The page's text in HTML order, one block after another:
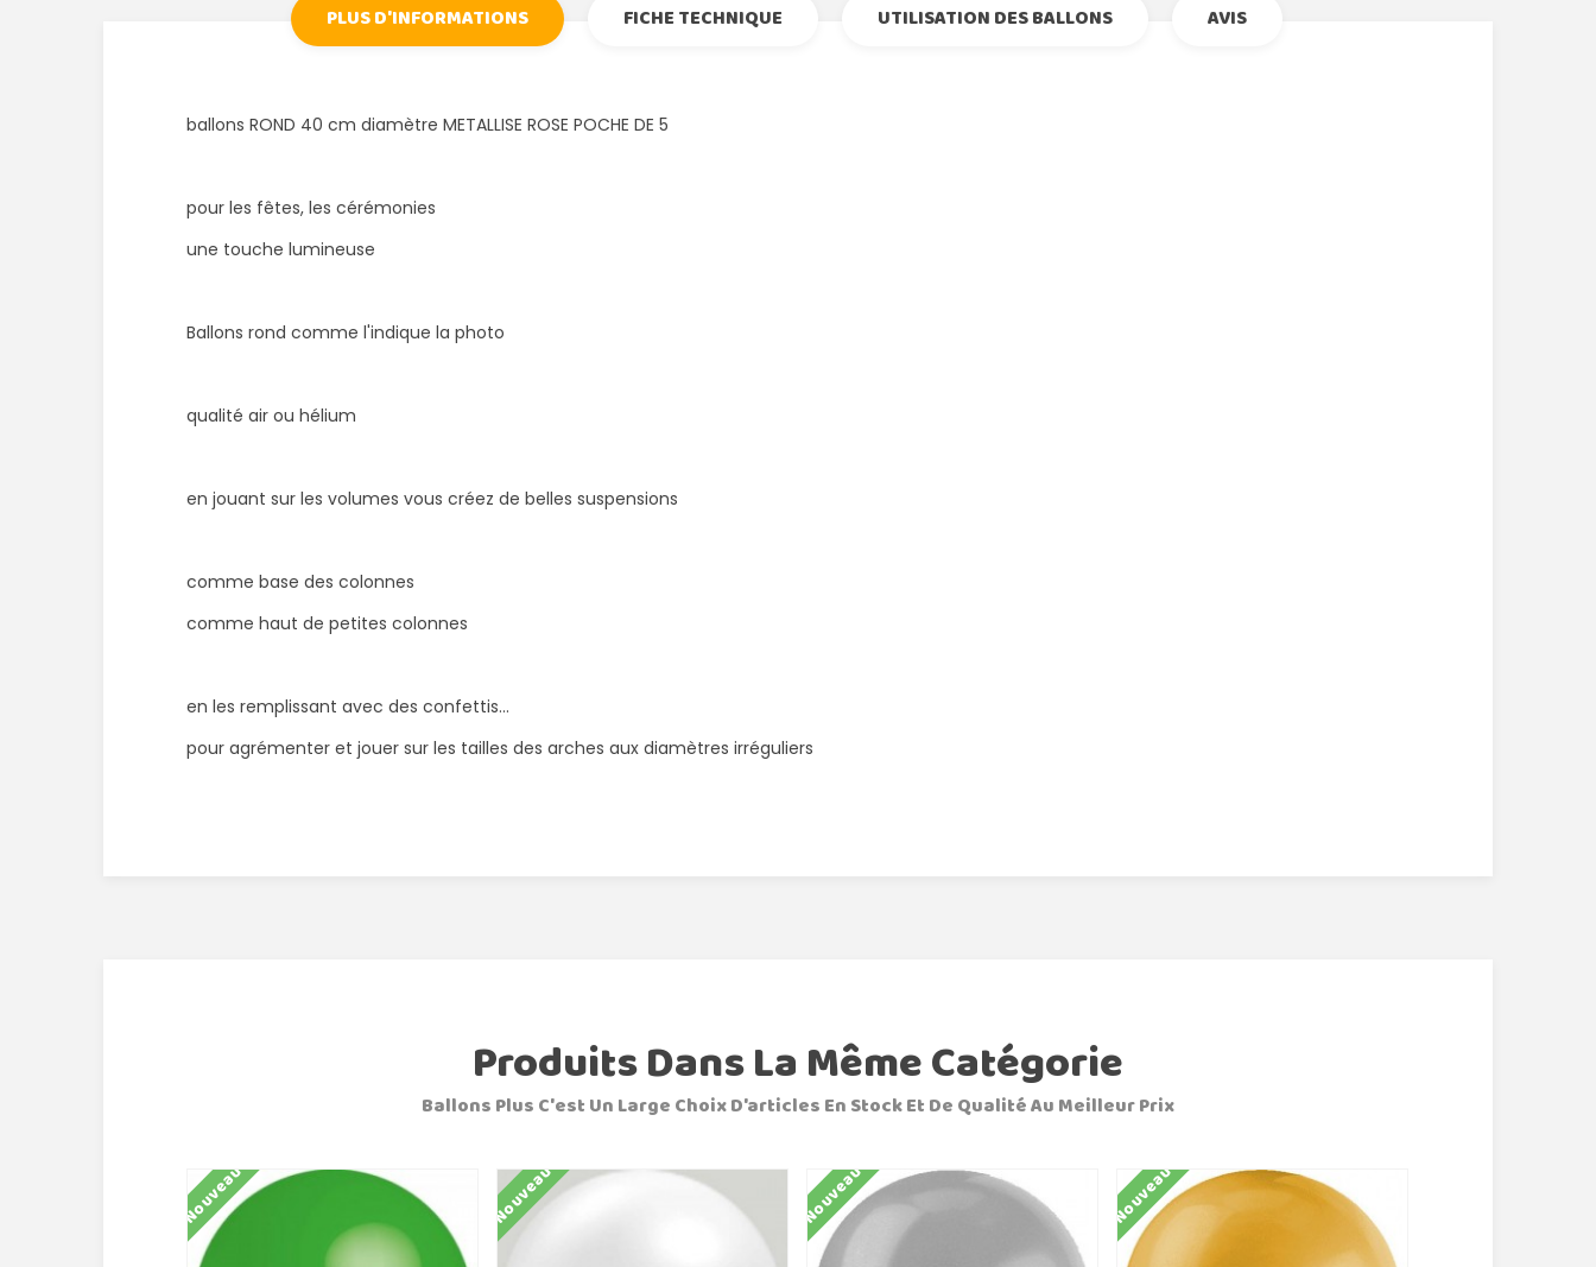
PLUS D'INFORMATIONS FICHE TECHNIQUE UTILISATION DES BALLONS AVIS
ballons ROND 40 cm diamètre METALLISE ROSE POCHE DE 5
pour les fêtes, les cérémonies
une touche lumineuse
Ballons rond comme l'indique la photo
qualité air ou hélium
en jouant sur les volumes vous créez de belles suspensions
comme base des colonnes
comme haut de petites colonnes
en les remplissant avec des confettis...
pour agrémenter et jouer sur les tailles des arches aux diamètres irréguliers
Produits Dans La Même Catégorie
Ballons Plus C'est Un Large Choix D'articles En Stock Et De Qualité Au Meilleur Prix
Nouveau Nouveau Nouveau Nouveau